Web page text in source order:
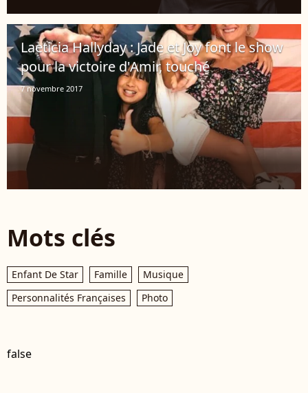
Laeticia Hallyday : Jade et Joy font le show
pour la victoire d'Amir, touché
7 novembre 2017
Mots clés
Enfant De Star Famille
Musique
Personnalités Françaises
Photo
false